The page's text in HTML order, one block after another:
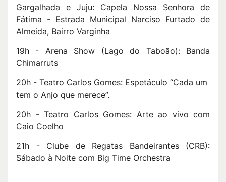
Gargalhada e Juju: Capela Nossa Senhora de
Fátima - Estrada Municipal Narciso Furtado de
Almeida, Bairro Varginha
19h - Arena Show (Lago do Taboão): Banda
Chimarruts
20h - Teatro Carlos Gomes: Espetáculo “Cada um
tem o Anjo que merece”.
20h - Teatro Carlos Gomes: Arte ao vivo com
Caio Coelho
21h - Clube de Regatas Bandeirantes (CRB):
Sábado à Noite com Big Time Orchestra